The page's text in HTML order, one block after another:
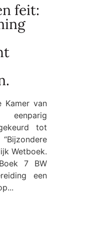
feit:
Kamer van
eenparig
tot
Wetboek.
7 BW
een